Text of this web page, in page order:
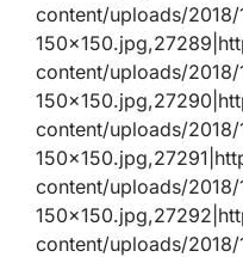
content/uploads/2018/
content/uploads/2018/
content/uploads/2018/
content/uploads/
content/uploads/